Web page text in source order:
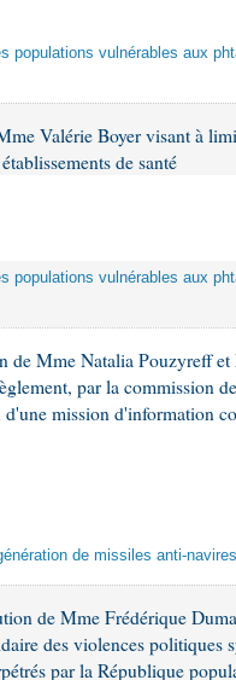
populations vulnérables aux
Valérie Boyer visant à
de santé
populations vulnérables aux
de Mme Natalia Pouzyreff
par la commission
mission d'information
de missiles anti-
de Mme Frédérique
des violences politiques
par la République